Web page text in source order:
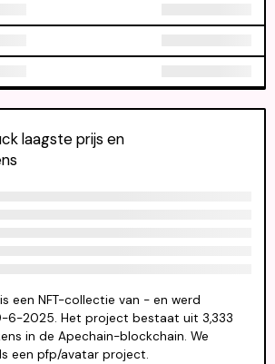
laagste prijs en
een NFT-collectie van - en werd
6-2025. Het project bestaat uit 3,333
in de Apechain-blockchain. We
een pfp/avatar project.